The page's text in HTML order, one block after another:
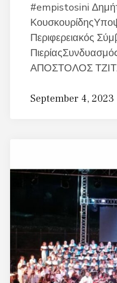
#empistosini
Περιφερειακός
ΑΠΟΣΤΟΛΟΣ
September 4, 2023